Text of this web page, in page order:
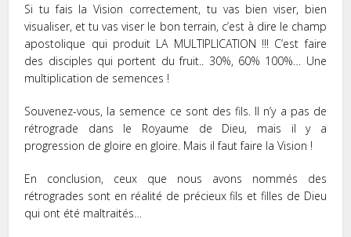
Si tu fais la Vision correctement, tu vas bien viser, bien
visualiser, et tu vas viser le bon terrain, c’est à dire le champ
apostolique qui produit LA MULTIPLICATION !!! C’est faire
des disciples qui portent du fruit.. 30%, 60% 100%… Une
multiplication de semences !
Souvenez-vous, la semence ce sont des fils. Il n’y a pas de
rétrograde dans le Royaume de Dieu, mais il y a
progression de gloire en gloire. Mais il faut faire la Vision !
En conclusion, ceux que nous avons nommés des
rétrogrades sont en réalité de précieux fils et filles de Dieu
qui ont été maltraités…